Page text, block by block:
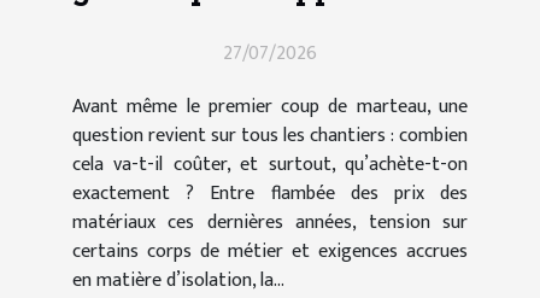
27/07/2026
Avant même le premier coup de marteau, une
question revient sur tous les chantiers : combien
cela va-t-il coûter, et surtout, qu’achète-t-on
exactement ? Entre flambée des prix des
matériaux ces dernières années, tension sur
certains corps de métier et exigences accrues
en matière d’isolation, la...